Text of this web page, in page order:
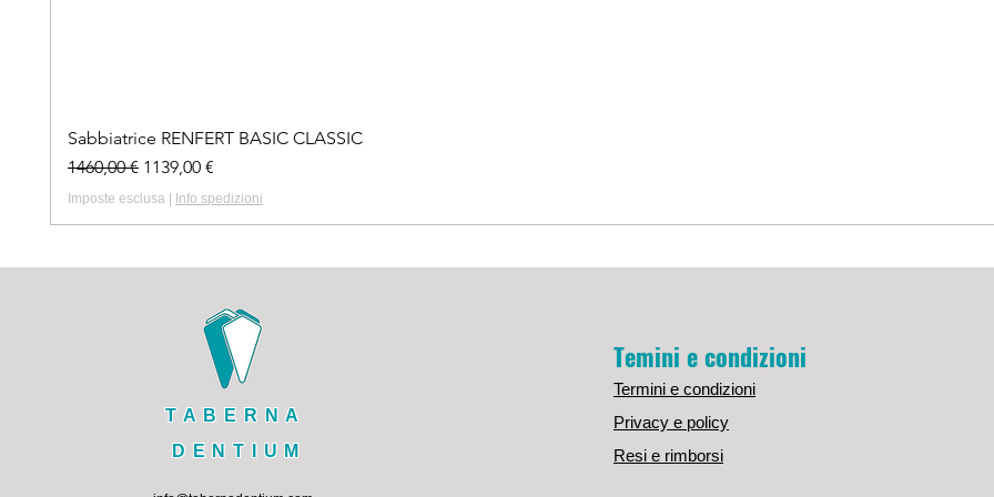
Sabbiatrice RENFERT BASIC CLASSIC
Prezzo regolare
1460,00 € Prezzo scontato
1139,00 €
Imposte esclusa Info spedizioni
TABERNA
DENTIUM
Temini e condizioni
Termini e condizioni
Privacy e policy
Resi e rimborsi